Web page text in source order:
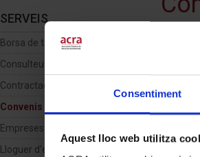
Consentiment
Aquest lloc web utilitza
SERVEIS
Borsa de treball
Consulteu-nos
Contractació en origen
Convenis de col·laboració
Empreses Proveïdores
Lloguer d'espais d'ACRA